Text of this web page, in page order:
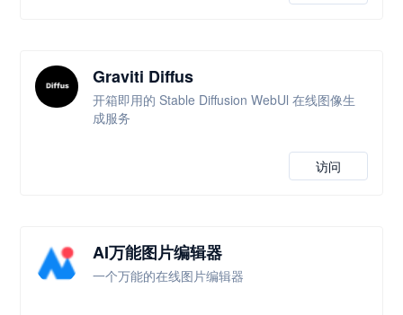
Graviti Diffus
开箱即用的 Stable Diffusion WebUl 在线图像生
成服务
访问
AI万能图片编辑器
一个万能的在线图片编辑器